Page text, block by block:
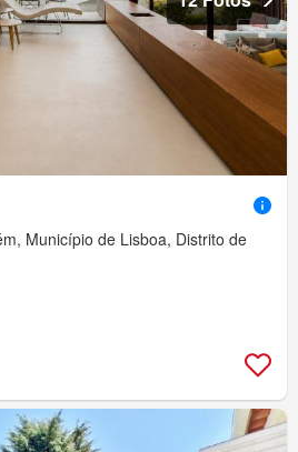
Município de Lisboa, Distrito de